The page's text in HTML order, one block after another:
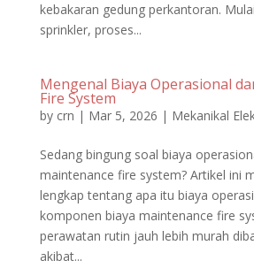
kebakaran gedung perkantoran.
sprinkler, proses...
Mengenal Biaya Operasional
Fire System
by crn | Mar 5, 2026 | Mekanikal
Sedang bingung soal biaya
maintenance fire system? Artikel ini
lengkap tentang apa itu biaya
komponen biaya maintenance fire
perawatan rutin jauh lebih murah
akibat...